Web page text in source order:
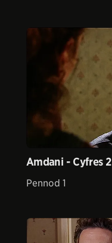
Amdani - Cyfres 2
Pennod 1